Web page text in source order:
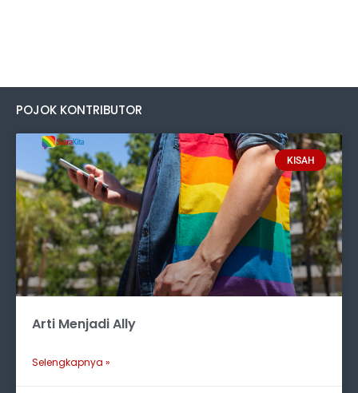
POJOK KONTRIBUTOR
KISAH
Arti Menjadi Ally
Selengkapnya »